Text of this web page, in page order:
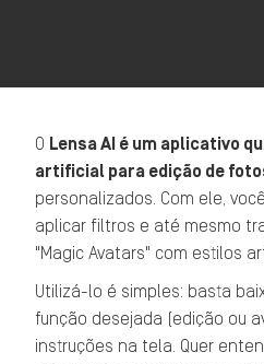
O Lensa AI é um aplicativo
artificial para edição de
personalizados. Com ele,
aplicar filtros e até mesmo
"Magic Avatars" com estilos
Utilizá-lo é simples: basta
função desejada (edição ou
instruções na tela. Quer